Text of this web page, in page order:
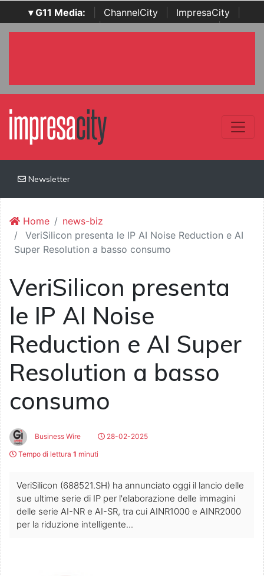
▾ G11 Media: ChannelCity ImpresaCity
SecurityOpenLab | Italian Channel Awards | Italian
Newsletter
Home
news-biz
VeriSilicon presenta le IP AI Noise Reduction e AI
Super Resolution a basso consumo
VeriSilicon presenta
le IP AI Noise
Reduction e AI Super
Resolution a basso
consumo
Business Wire
28-02-2025
Tempo di lettura 1 minuti
VeriSilicon (688521.SH) ha annunciato oggi il lancio delle
sue ultime serie di IP per l'elaborazione delle immagini
delle serie AI-NR e AI-SR, tra cui AINR1000 e AINR2000
per la riduzione intelligente...